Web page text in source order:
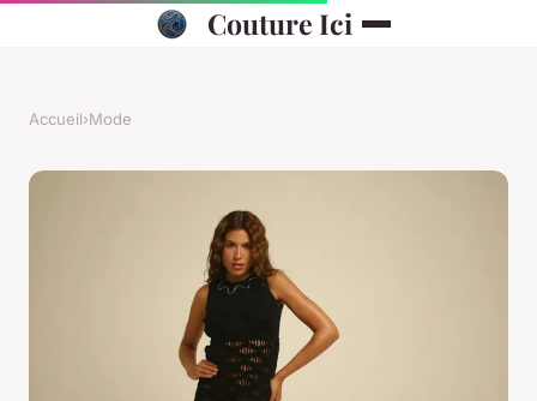
Couture Ici
Accueil›Mode